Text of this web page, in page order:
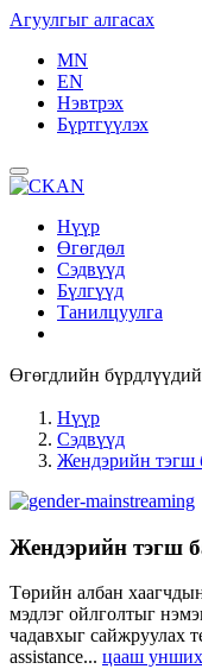
Агуулгыг алгасах
MN
EN
Нэвтрэх
Бүртгүүлэх
Нүүр
Өгөгдөл
Сэдвүүд
Бүлгүүд
Танилцуулга
Өгөгдлийн
Нүүр
Сэдвүүд
Жендэрийн тэгш
Жендэрийн тэгш
Төрийн албан
мэдлэг ойлголтыг
чадавхыг сайжруулах
assistance... цааш унших